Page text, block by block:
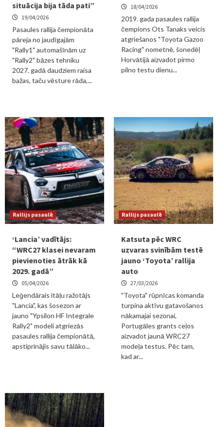
situācija bija tāda pati”
19/04/2026
Pasaules rallija čempionāta
pāreja no jaudīgajām
"Rally1" automašīnām uz
"Rally2" bāzes tehniku
2027. gadā daudziem raisa
bažas, taču vēsture rāda,...
18/04/2026
2019. gada pasaules rallija
čempions Ots Tanaks veicis
atgriešanos "Toyota Gazoo
Racing" nometnē, šonedēļ
Horvātijā aizvadot pirmo
pilno testu dienu...
Rallijs pasaulē
‘Lancia’ vadītājs:
“WRC27 klasei nevaram
pievienoties ātrāk kā
2029. gadā”
05/04/2026
Leģendārais itāļu ražotājs
"Lancia", kas šosezon ar
jauno "Ypsilon HF Integrale
Rally2" modeli atgriezās
pasaules rallija čempionātā,
apstiprinājis savu tālāko...
Rallijs pasaulē
Katsuta pēc WRC
uzvaras svinībām testē
jauno ‘Toyota’ rallija
auto
27/03/2026
"Toyota" rūpnīcas komanda
turpina aktīvu gatavošanos
nākamajai sezonai,
Portugāles grants ceļos
aizvadot jaunā WRC27
modeļa testus. Pēc tam,
kad ar...